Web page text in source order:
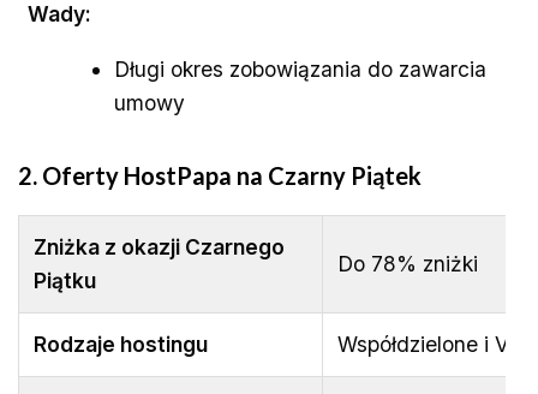
Wady:
Długi okres zobowiązania do zawarcia
umowy
2. Oferty HostPapa na Czarny Piątek
Zniżka z okazji Czarnego
Piątku
Do 78% zniżki
Rodzaje hostingu Współdzielone i VPS